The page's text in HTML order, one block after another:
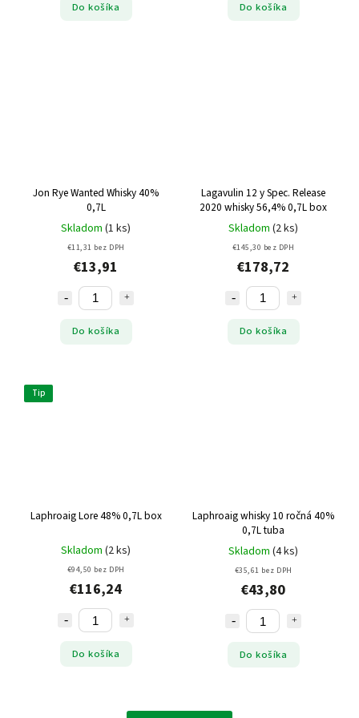
Do košíka Do košíka
Jon Rye Wanted Whisky 40%
0,7L
Skladom (1 ks)
€11,31 bez DPH
€13,91
Do košíka
Lagavulin 12 y Spec. Release
2020 whisky 56,4% 0,7L box
Skladom (2 ks)
€145,30 bez DPH
€178,72
Do košíka
Tip
Laphroaig Lore 48% 0,7L box
Skladom (2 ks)
€94,50 bez DPH
€116,24
Do košíka
Laphroaig whisky 10 ročná 40%
0,7L tuba
Skladom (4 ks)
€35,61 bez DPH
€43,80
Do košíka